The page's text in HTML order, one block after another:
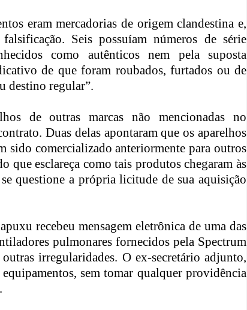
eram mercadorias de origem clandestina e,
Seis possuíam números de série
como autênticos nem pela suposta
de que foram roubados, furtados ou de
destino regular”.
de outras marcas não mencionadas no
Duas delas apontaram que os aparelhos
sido comercializado anteriormente para outros
que esclareça como tais produtos chegaram às
questione a própria licitude de sua aquisição
recebeu mensagem eletrônica de uma das
pulmonares fornecidos pela Spectrum
irregularidades. O ex-secretário adjunto,
sem tomar qualquer providência